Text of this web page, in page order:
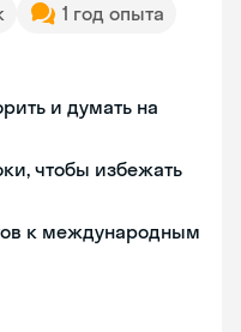
1 год опыта
и думать на
чтобы избежать
к международным